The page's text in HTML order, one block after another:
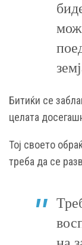
Битиќи се
целата
Тој своето
треба да се